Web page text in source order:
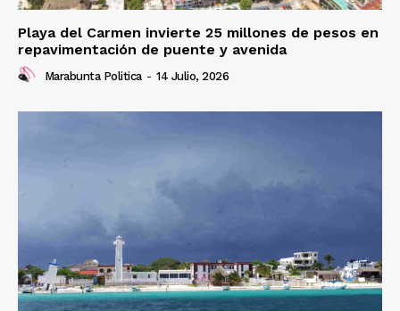
Playa del Carmen invierte 25 millones de pesos en
repavimentación de puente y avenida
Marabunta Politica - 14 Julio, 2026